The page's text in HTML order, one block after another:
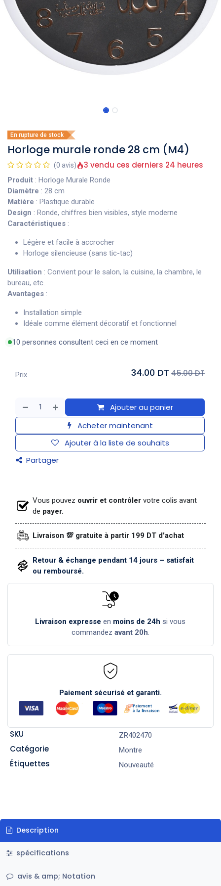
En rupture de stock
Horloge murale ronde 28 cm (M4)
(0 avis) 3 vendu ces derniers 24 heures
Produit : Horloge Murale Ronde
Diamètre : 28 cm
Matière : Plastique durable
Design : Ronde, chiffres bien visibles, style moderne
Caractéristiques :
Légère et facile à accrocher
Horloge silencieuse (sans tic-tac)
Utilisation : Convient pour le salon, la cuisine, la chambre, le
bureau, etc.
Avantages :
Installation simple
Idéale comme élément décoratif et fonctionnel
10 personnes consultent ceci en ce moment
Ajouter au panier
Acheter maintenant
Ajouter à la liste de souhaits
Partager
Prix 34.00 DT 45.00 DT
Vous pouvez ouvrir et contrôler votre colis avant
de payer.
Livraison 💯 gratuite à partir 199 DT d'achat
Retour & échange pendant 14 jours – satisfait
ou remboursé.
Livraison expresse en moins de 24h si vous
commandez avant 20h.
Paiement sécurisé et garanti.
SKU ZR402470
Catégorie Montre
Étiquettes Nouveauté
Description
spécifications
avis & amp; Notation